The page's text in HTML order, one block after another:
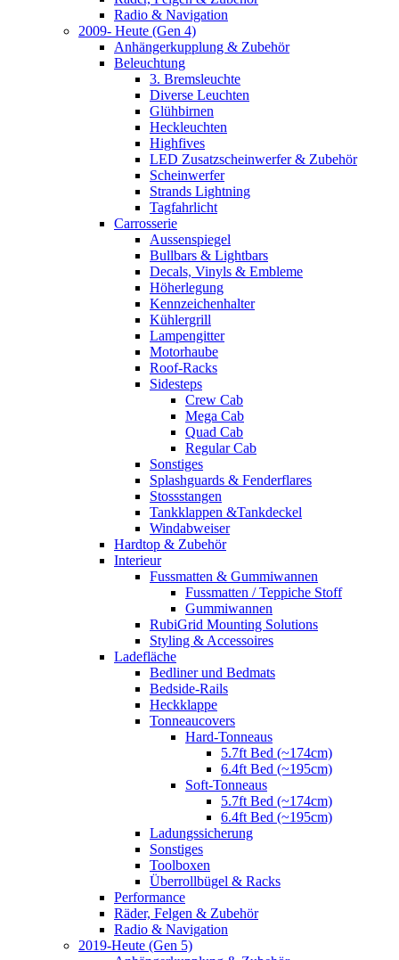
Radio & Navigation
2009- Heute (Gen 4)
Anhängerkupplung & Zubehör
Beleuchtung
3. Bremsleuchte
Diverse Leuchten
Glühbirnen
Heckleuchten
Highfives
LED Zusatzscheinwerfer & Zubehör
Scheinwerfer
Strands Lightning
Tagfahrlicht
Carrosserie
Aussenspiegel
Bullbars & Lightbars
Decals, Vinyls & Embleme
Höherlegung
Kennzeichenhalter
Kühlergrill
Lampengitter
Motorhaube
Roof-Racks
Sidesteps
Crew Cab
Mega Cab
Quad Cab
Regular Cab
Sonstiges
Splashguards & Fenderflares
Stossstangen
Tankklappen &Tankdeckel
Windabweiser
Hardtop & Zubehör
Interieur
Fussmatten & Gummiwannen
Fussmatten / Teppiche Stoff
Gummiwannen
RubiGrid Mounting Solutions
Styling & Accessoires
Ladefläche
Bedliner und Bedmats
Bedside-Rails
Heckklappe
Tonneaucovers
Hard-Tonneaus
5.7ft Bed (~174cm)
6.4ft Bed (~195cm)
Soft-Tonneaus
5.7ft Bed (~174cm)
6.4ft Bed (~195cm)
Ladungssicherung
Sonstiges
Toolboxen
Überrollbügel & Racks
Performance
Räder, Felgen & Zubehör
Radio & Navigation
2019-Heute (Gen 5)